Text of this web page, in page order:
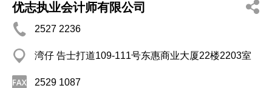
优志执业会计师有限公司
2527 2236
湾仔 告士打道109-111号东惠商业大厦22楼2203室
2529 1087